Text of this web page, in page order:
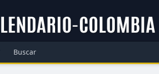
Buscar